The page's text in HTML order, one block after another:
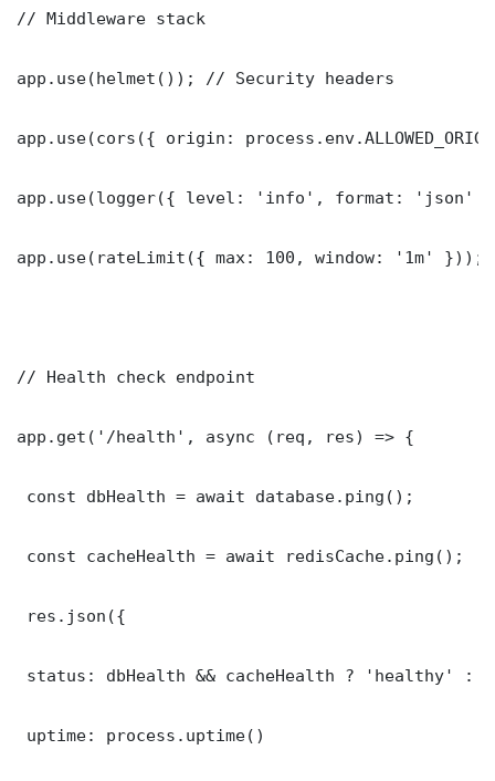
// Middleware stack
app.use(helmet()); // Security headers
app.use(cors({ origin:
app.use(logger({ level: 'info', format: 'json'
app.use(rateLimit({ max: 100, window: '1m' }));
// Health check endpoint
app.get('/health', async (req, res) => {
const dbHealth = await database.ping();
const cacheHealth = await redisCache.ping();
res.json({
status: dbHealth && cacheHealth ? 'healthy' :
uptime: process.uptime()